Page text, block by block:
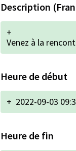
Description
+
Venez à la
Heure de début
+ 2022-09-03
Heure de fin